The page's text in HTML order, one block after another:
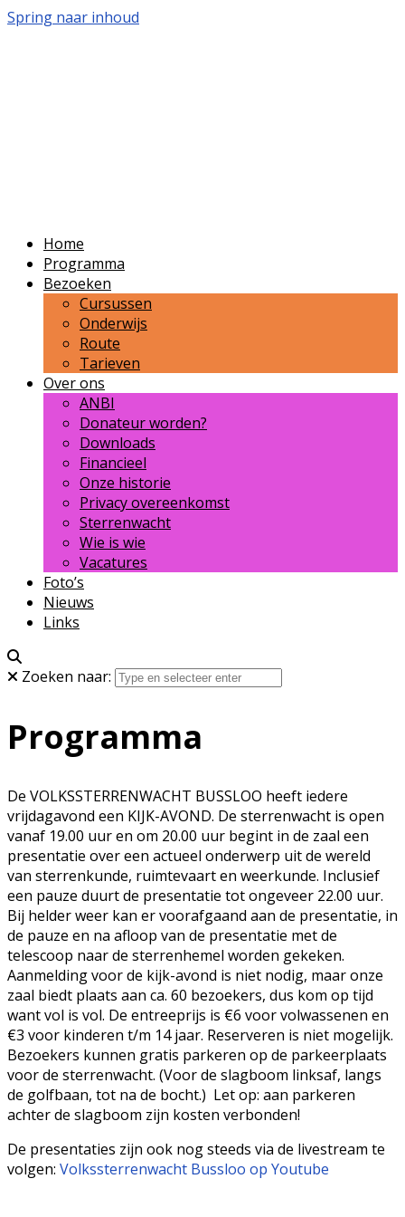
Spring naar inhoud
Home
Programma
Bezoeken
Cursussen
Onderwijs
Route
Tarieven
Over ons
ANBI
Donateur worden?
Downloads
Financieel
Onze historie
Privacy overeenkomst
Sterrenwacht
Wie is wie
Vacatures
Foto’s
Nieuws
Links
Zoeken naar:
Programma
De VOLKSSTERRENWACHT BUSSLOO heeft iedere
vrijdagavond een KIJK-AVOND. De sterrenwacht is open
vanaf 19.00 uur en om 20.00 uur begint in de zaal een
presentatie over een actueel onderwerp uit de wereld
van sterrenkunde, ruimtevaart en weerkunde. Inclusief
een pauze duurt de presentatie tot ongeveer 22.00 uur.
Bij helder weer kan er voorafgaand aan de presentatie, in
de pauze en na afloop van de presentatie met de
telescoop naar de sterrenhemel worden gekeken.
Aanmelding voor de kijk-avond is niet nodig, maar onze
zaal biedt plaats aan ca. 60 bezoekers, dus kom op tijd
want vol is vol. De entreeprijs is €6 voor volwassenen en
€3 voor kinderen t/m 14 jaar. Reserveren is niet mogelijk.
Bezoekers kunnen gratis parkeren op de parkeerplaats
voor de sterrenwacht. (Voor de slagboom linksaf, langs
de golfbaan, tot na de bocht.) Let op: aan parkeren
achter de slagboom zijn kosten verbonden!
De presentaties zijn ook nog steeds via de livestream te
volgen: Volkssterrenwacht Bussloo op Youtube